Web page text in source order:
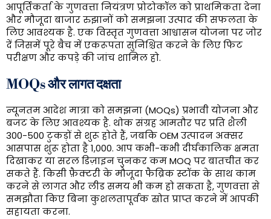
आपूर्तिकर्ता के गुणवत्ता नियंत्रण प्रोटोकॉल को प्राथमिकता देना
और मौजूदा बाजार रुझानों को समझना उत्पाद की सफलता के
लिए आवश्यक है. एक विस्तृत गुणवत्ता आश्वासन योजना पर जोर
दें जिसमें पूरे बैच में एकरूपता सुनिश्चित करने के लिए फिट
परीक्षण और कपड़े की जांच शामिल हो.
MOQs और लागत दक्षता
न्यूनतम आदेश मात्रा को समझना (MOQs) प्रभावी योजना और
बजट के लिए आवश्यक है. थोक संग्रह आमतौर पर प्रति शैली
300-500 टुकड़ों से शुरू होते हैं, जबकि OEM उत्पादन अक्सर
आसपास शुरू होता है 1,000. आप कभी-कभी दीर्घकालिक क्षमता
दिखाकर या सरल डिज़ाइन चुनकर कम MOQ पर बातचीत कर
सकते हैं. किसी फ़ैक्टरी के मौजूदा फैब्रिक स्टॉक के साथ काम
करने से लागत और लीड समय भी कम हो सकता है, गुणवत्ता से
समझौता किए बिना कुशलतापूर्वक स्रोत प्राप्त करने में आपकी
सहायता करना.